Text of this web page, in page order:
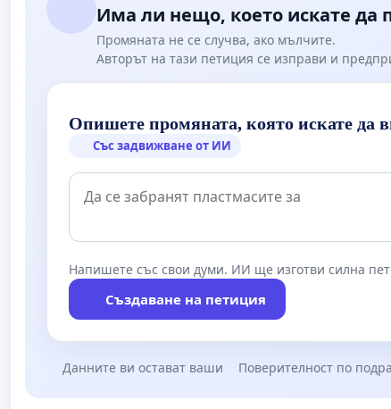
Има ли нещо, което искате да
Промяната не се случва, ако мълчите.
Авторът на тази петиция се изправи и
Опишете промяната, която искате да
Със задвижване от ИИ
Напишете със свои думи. ИИ ще изготви силна
Създаване на петиция
Данните ви остават ваши Поверителност по